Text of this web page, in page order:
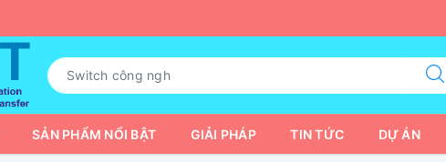
SẢN PHẨM NỔI BẬT GIẢI PHÁP TIN TỨC DỰ ÁN